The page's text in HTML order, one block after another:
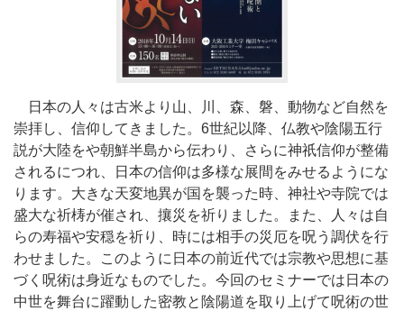
日本の人々は古米より山、川、森、磐、動物など自然を
崇拝し、信仰してきました。6世紀以降、仏教や陰陽五行
説が大陸をや朝鮮半島から伝わり、さらに神祇信仰が整備
されるにつれ、日本の信仰は多様な展間をみせるようにな
ります。大きな天変地異が国を襲った時、神社や寺院では
盛大な祈梼が催され、攘災を祈りました。また、人々は自
らの寿福や安穏を祈り、時には相手の災厄を呪う調伏を行
わせました。このように日本の前近代では宗教や思想に基
づく呪術は身近なものでした。今回のセミナーでは日本の
中世を舞台に躍動した密教と陰陽道を取り上げて呪術の世